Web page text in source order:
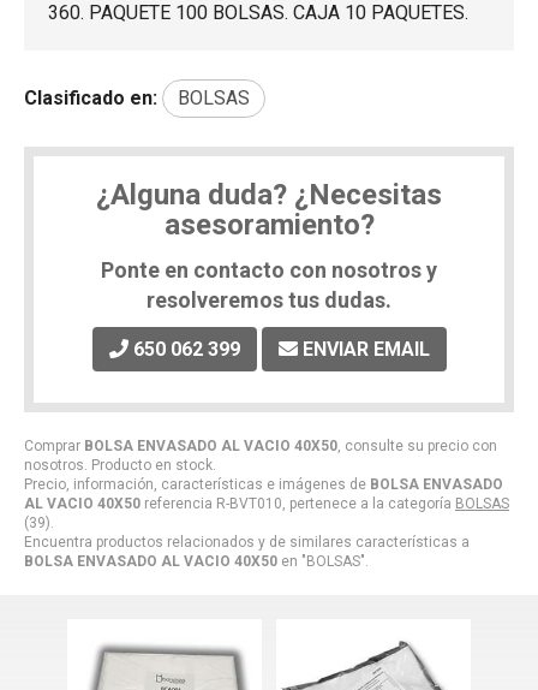
Comprar BOLSA ENVASADO AL VACIO 40X50, consulte su precio con
nosotros. Producto en stock.
Precio, información, características e imágenes de BOLSA ENVASADO
AL VACIO 40X50 referencia R-BVT010, pertenece a la categoría BOLSAS
(39).
Encuentra productos relacionados y de similares características a
BOLSA ENVASADO AL VACIO 40X50 en "BOLSAS".
360. PAQUETE 100 BOLSAS. CAJA 10 PAQUETES.
Clasificado en: BOLSAS
¿Alguna duda? ¿Necesitas
asesoramiento?
Ponte en contacto con nosotros y
resolveremos tus dudas.
650 062 399 ENVIAR EMAIL